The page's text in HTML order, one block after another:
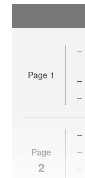
Page 1
Page
2